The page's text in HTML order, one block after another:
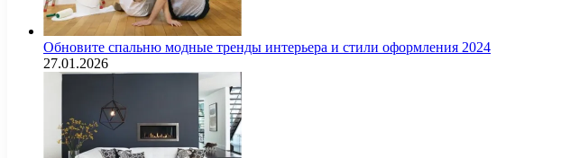
Обновите спальню модные тренды интерьера и стили оформления 2024
27.01.2026